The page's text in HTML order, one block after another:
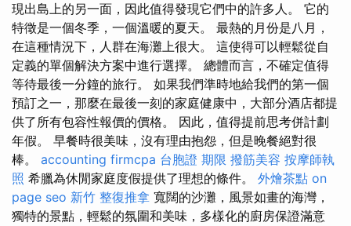
現出島上的另一面，因此值得發現它們中的許多人。 它的
特徵是一個冬季，一個溫暖的夏天。 最熱的月份是八月，
在這種情況下，人群在海灘上很大。 這使得可以輕鬆從自
定義的單個解決方案中進行選擇。 總體而言，不確定值得
等待最後一分鐘的旅行。 如果我們準時地給我們的第一個
預訂之一，那麼在最後一刻的家庭健康中，大部分酒店都提
供了所有包容性報價的價格。 因此，值得提前思考併計劃
年假。 早餐時很美味，沒有理由抱怨，但是晚餐絕對很
棒。 accounting firmcpa 台胞證 期限 撥筋美容 按摩師執
照 希臘為休閒家庭度假提供了理想的條件。 外燴茶點 on
page seo 新竹 整復推拿 寬闊的沙灘，風景如畫的海灣，
獨特的景點，輕鬆的氛圍和美味，多樣化的廚房保證滿意